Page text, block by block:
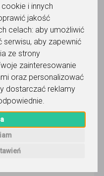
i innych
jakość
celach: aby umożliwić
serwisu, aby zapewnić
ze strony
zainteresowanie
oraz personalizować
dostarczać reklamy
.
online